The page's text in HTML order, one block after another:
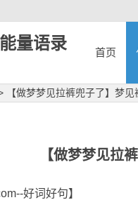
量语录 首页
【做梦梦见拉裤兜子了】梦见
【做梦梦见拉
好词好句】